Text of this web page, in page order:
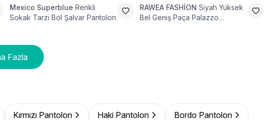
Mexico Superblue Renkli
Sokak Tarzı Bol Şalvar Pantolon
RAWEA FASHİON Siyah Yüksek
Bel Geniş Paça Palazzo
Fazla
Kırmızı Pantolon Haki Pantolon Bordo Pantolon